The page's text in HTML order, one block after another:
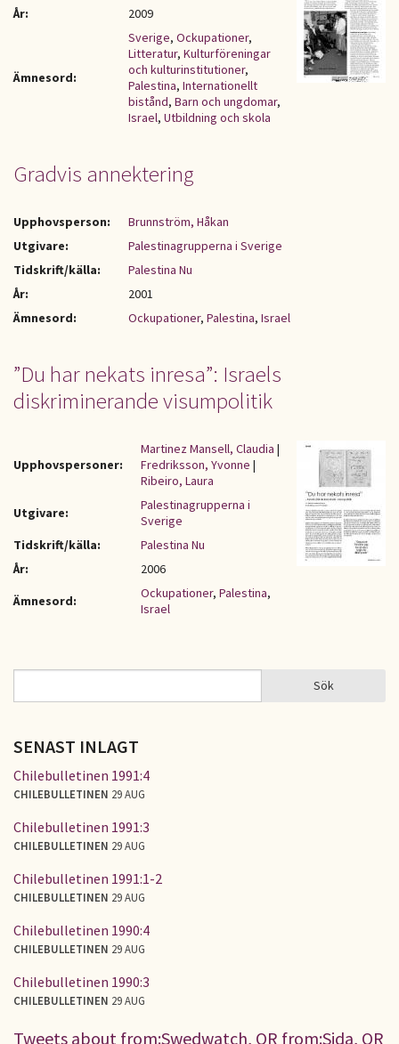
År:
2009
Ämnesord:
Sverige, Ockupationer,
Litteratur, Kulturföreningar
och kulturinstitutioner,
Palestina, Internationellt
bistånd, Barn och ungdomar,
Israel, Utbildning och skola
Gradvis annektering
Upphovsperson:
Brunnström, Håkan
Utgivare:
Palestinagrupperna i Sverige
Tidskrift/källa:
Palestina Nu
År:
2001
Ämnesord:
Ockupationer, Palestina, Israel
”Du har nekats inresa”: Israels
diskriminerande visumpolitik
Upphovspersoner:
Martinez Mansell, Claudia |
Fredriksson, Yvonne |
Ribeiro, Laura
Utgivare:
Palestinagrupperna i
Sverige
Tidskrift/källa:
Palestina Nu
År:
2006
Ämnesord:
Ockupationer, Palestina,
Israel
SÖKFORMULÄR Sök
SENAST INLAGT
Chilebulletinen 1991:4
CHILEBULLETINEN 29 AUG
Chilebulletinen 1991:3
CHILEBULLETINEN 29 AUG
Chilebulletinen 1991:1-2
CHILEBULLETINEN 29 AUG
Chilebulletinen 1990:4
CHILEBULLETINEN 29 AUG
Chilebulletinen 1990:3
CHILEBULLETINEN 29 AUG
Tweets about from:Swedwatch, OR from:Sida, OR